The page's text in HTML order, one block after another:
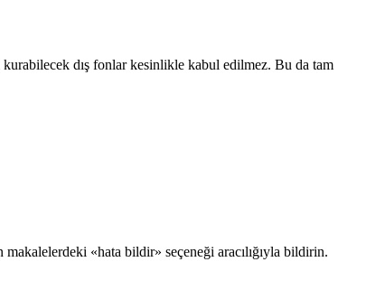
dış fonlar kesinlikle kabul edilmez. Bu da tam
«hata bildir» seçeneği aracılığıyla bildirin.